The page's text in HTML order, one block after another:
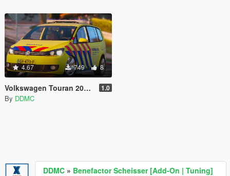
4.67 749 8
Volkswagen Touran 2012 Dutch Rapid Responder [ELS] [REFLECTIVE] 1.0
By DDMC
DDMC » Benefactor Scheisser [Add-On | Tuning]